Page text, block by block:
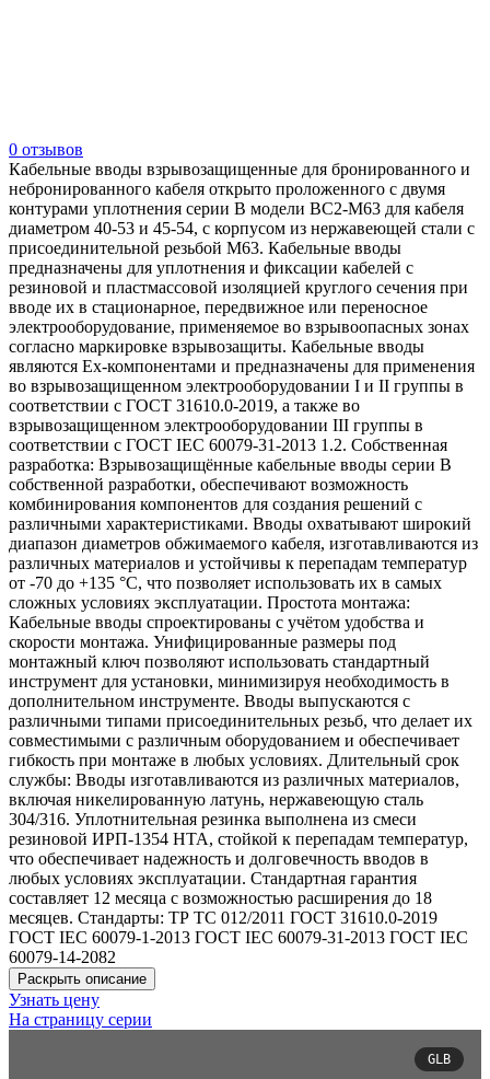
0 отзывов
Кабельные вводы взрывозащищенные для бронированного и
небронированного кабеля открыто проложенного с двумя
контурами уплотнения серии В модели ВС2-М63 для кабеля
диаметром 40-53 и 45-54, с корпусом из нержавеющей стали с
присоединительной резьбой М63. Кабельные вводы
предназначены для уплотнения и фиксации кабелей с
резиновой и пластмассовой изоляцией круглого сечения при
вводе их в стационарное, передвижное или переносное
электрооборудование, применяемое во взрывоопасных зонах
согласно маркировке взрывозащиты. Кабельные вводы
являются Ех-компонентами и предназначены для применения
во взрывозащищенном электрооборудовании I и II группы в
соответствии с ГОСТ 31610.0-2019, а также во
взрывозащищенном электрооборудовании III группы в
соответствии с ГОСТ IEC 60079-31-2013 1.2. Собственная
разработка: Взрывозащищённые кабельные вводы серии В
собственной разработки, обеспечивают возможность
комбинирования компонентов для создания решений с
различными характеристиками. Вводы охватывают широкий
диапазон диаметров обжимаемого кабеля, изготавливаются из
различных материалов и устойчивы к перепадам температур
от -70 до +135 °C, что позволяет использовать их в самых
сложных условиях эксплуатации. Простота монтажа:
Кабельные вводы спроектированы с учётом удобства и
скорости монтажа. Унифицированные размеры под
монтажный ключ позволяют использовать стандартный
инструмент для установки, минимизируя необходимость в
дополнительном инструменте. Вводы выпускаются с
различными типами присоединительных резьб, что делает их
совместимыми с различным оборудованием и обеспечивает
гибкость при монтаже в любых условиях. Длительный срок
службы: Вводы изготавливаются из различных материалов,
включая никелированную латунь, нержавеющую сталь
304/316. Уплотнительная резинка выполнена из смеси
резиновой ИРП-1354 НТА, стойкой к перепадам температур,
что обеспечивает надежность и долговечность вводов в
любых условиях эксплуатации. Стандартная гарантия
составляет 12 месяца с возможностью расширения до 18
месяцев. Стандарты: ТР ТС 012/2011 ГОСТ 31610.0-2019
ГОСТ IEC 60079-1-2013 ГОСТ IEC 60079-31-2013 ГОСТ IEC
60079-14-2082
Раскрыть описание
Узнать цену
На страницу серии
GLB